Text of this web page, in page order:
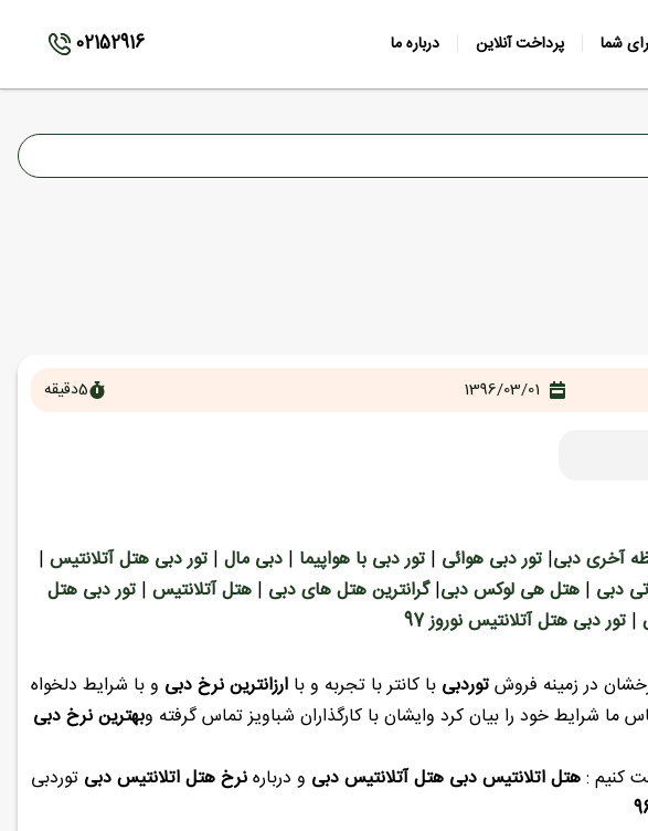
شما پرداخت آنلاین درباره ما 02152916
1396/03/01
5دقیقه
آخری دبی| تور دبی هوائی | تور دبی با هواپیما | دبی مال | تور دبی هتل آتلانتیس |
دبی | هتل هی لوکس دبی|گرانترین هتل های دبی | هتل آتلانتیس | تور دبی هتل
| تور دبی هتل آتلانتیس نوروز 97
توردبی با کانتر با تجربه و با ارزانترین نرخ دبی و با شرایط دلخواه
ما شرایط خود را بیان کرد وایشان با کارگذاران شباویز تماس گرفته وبهترین نرخ دبی
کنیم :هتل اتلانتیس دبی هتل آتلانتیس دبی و دربارهنرخ هتل اتلانتیس دبی توردبی